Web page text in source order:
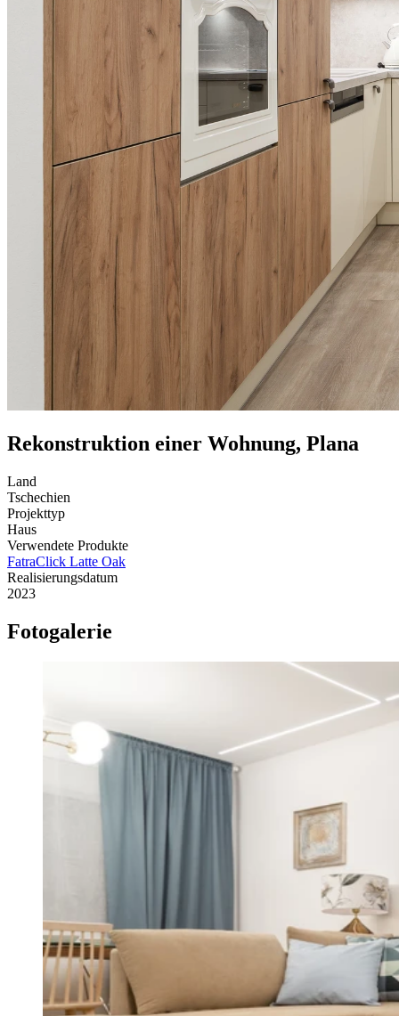
Rekonstruktion einer Wohnung, Plana
Land
Tschechien
Projekttyp
Haus
Verwendete Produkte
FatraClick Latte Oak
Realisierungsdatum
2023
Fotogalerie